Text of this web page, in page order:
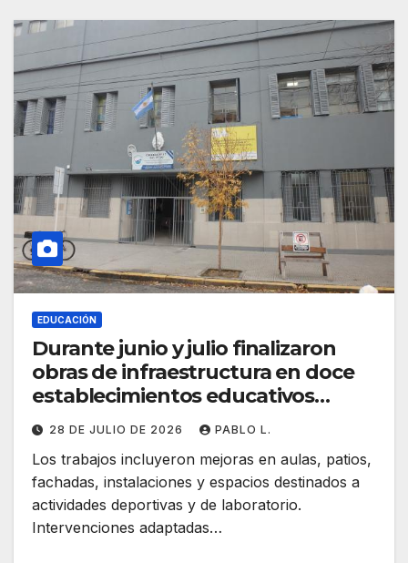
EDUCACIÓN
Durante junio y julio finalizaron
obras de infraestructura en doce
establecimientos educativos
ubicados en nueve comunas
28 DE JULIO DE 2026 PABLO L.
Los trabajos incluyeron mejoras en aulas, patios,
fachadas, instalaciones y espacios destinados a
actividades deportivas y de laboratorio.
Intervenciones adaptadas…